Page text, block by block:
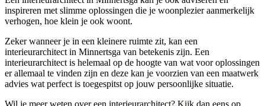
inspireren met slimme oplossingen die je woonplezier aanmerkelijk
verhogen, hoe klein je ook woont.
Zeker wanneer je in een kleinere ruimte zit, kan een
interieurarchitect in Minnertsga van betekenis zijn. Een
interieurarchitect is helemaal op de hoogte van wat voor oplossingen
er allemaal te vinden zijn en deze kan je voorzien van een maatwerk
advies wat perfect is toegespitst op jouw persoonlijke situatie.